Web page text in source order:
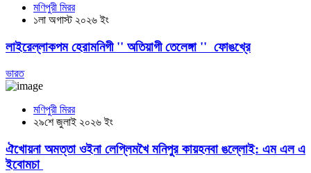
মণিপুরী মিরর
১লা অগাস্ট ২০২৬ ইং
লাইরেল্লাকপম হেরামনিগী '' অতিয়াগী তেলেঙ্গা '' ফোঙখ্রে
ভারত
মণিপুরী মিরর
২৯শে জুলাই ২০২৬ ইং
ঐখোয়না অমত্তা ওইনা লেপ্লিমখৈ মনিপুর কায়হনবা ঙল্লোই: এম এল এ
ইবোমচা